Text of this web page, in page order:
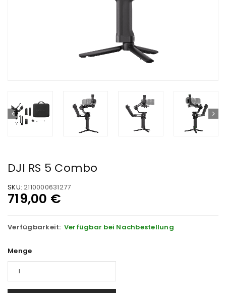
DJI RS 5 Combo
SKU: 2110000631277
719,00 €
Verfügbarkeit: Verfügbar bei Nachbestellung
Menge